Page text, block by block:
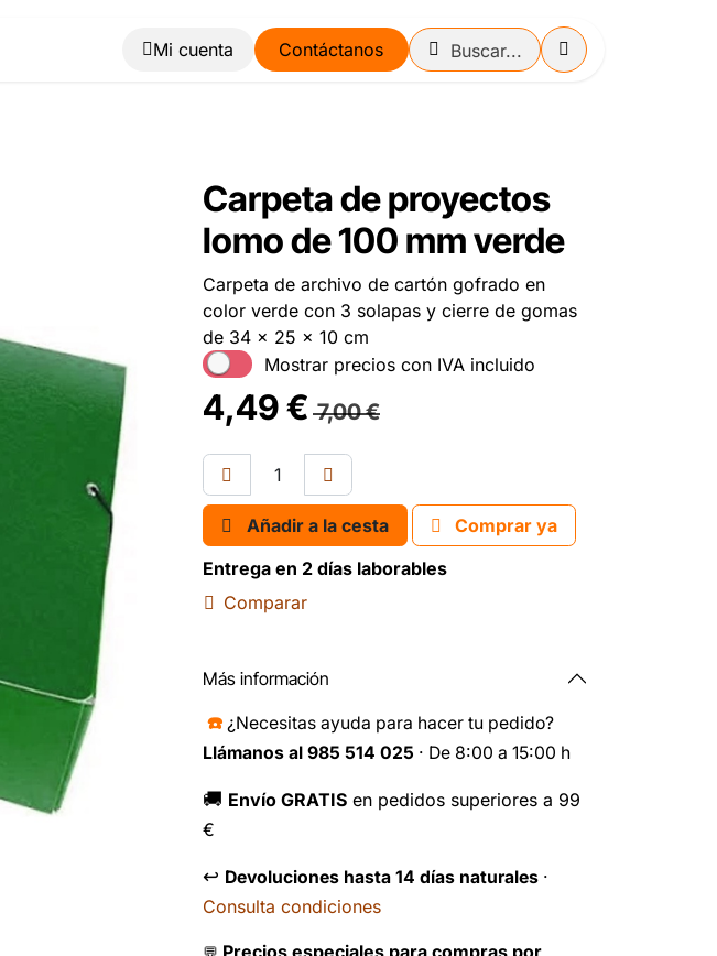
Blog Contáctanos
Carpeta de proyectos
lomo de 100 mm verde
Carpeta de archivo de cartón gofrado en
color verde con 3 solapas y cierre de gomas
de 34 x 25 x 10 cm
Mostrar precios con IVA incluido
4,49€ 7,00€
Añadir a la cesta
Comprar ya
Entrega en 2 días laborables
Comparar
Más información
☎️ ¿Necesitas ayuda para hacer tu pedido?
Llámanos al 985 514 025 · De 8:00 a 15:00 h
🚚 Envío GRATIS en pedidos superiores a 99
€
↩️ Devoluciones hasta 14 días naturales ·
Consulta condiciones